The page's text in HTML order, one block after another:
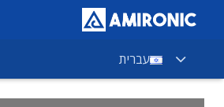
עברית